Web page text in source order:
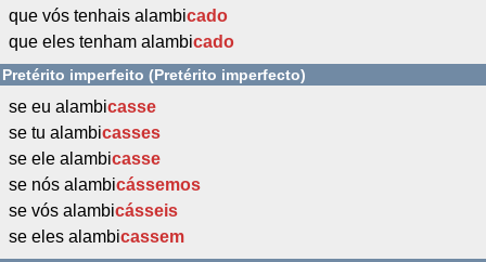
que vós tenhais alambicado
que eles tenham alambicado
Pretérito imperfeito (Pretérito imperfecto)
se eu alambicasse
se tu alambicasses
se ele alambicasse
se nós alambicássemos
se vós alambicásseis
se eles alambicassem